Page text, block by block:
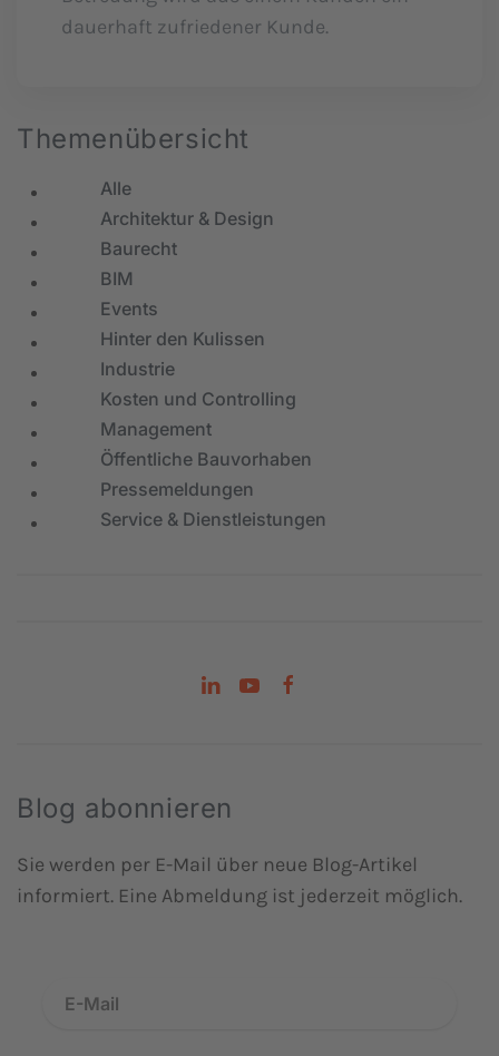
dauerhaft zufriedener Kunde.
Themenübersicht
Alle
Architektur & Design
Baurecht
BIM
Events
Hinter den Kulissen
Industrie
Kosten und Controlling
Management
Öffentliche Bauvorhaben
Pressemeldungen
Service & Dienstleistungen
Blog abonnieren
Sie werden per E-Mail über neue Blog-Artikel
informiert. Eine Abmeldung ist jederzeit möglich.